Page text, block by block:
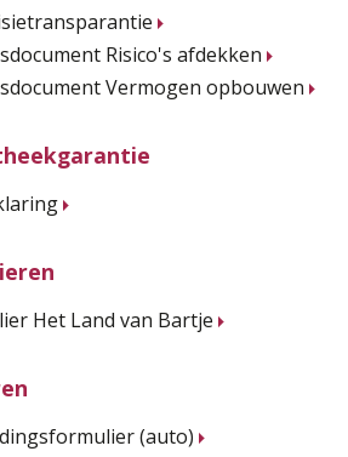
Risico's afdekken
Vermogen opbouwen
Het Land van Bartje
(auto)